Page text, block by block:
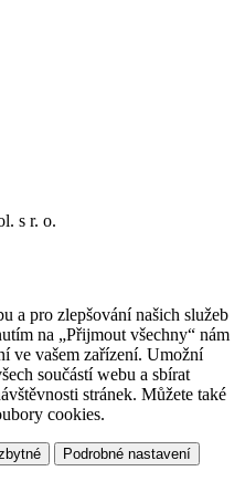
s r. o.
a pro zlepšování našich služeb
na „Přijmout všechny“ nám
ve vašem zařízení. Umožní
součástí webu a sbírat
stránek. Můžete také
cookies.
Podrobné nastavení